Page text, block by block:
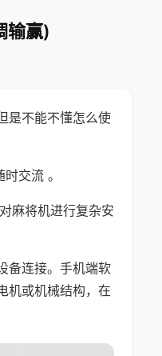
输赢)
是不能不懂怎么使
交流 。
麻将机进行复杂安
备连接。手机端软
机或机械结构，在